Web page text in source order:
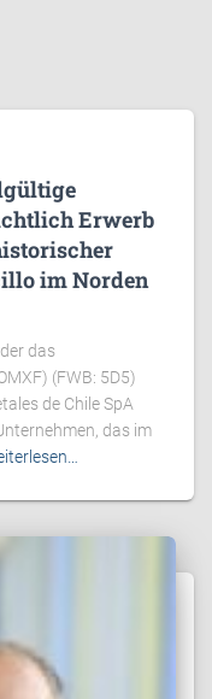
Erwerb
im Norden
das
(FWB: 5D5)
de Chile SpA
das im